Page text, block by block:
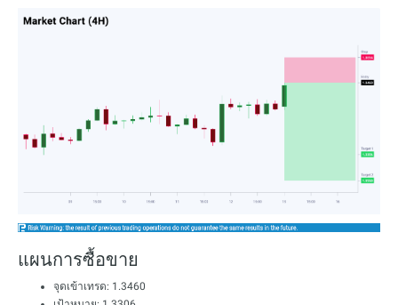
แผนการซื้อขาย
จุดเข้าเทรด: 1.3460